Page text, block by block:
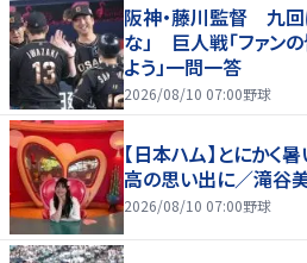
阪神・藤川監督 九回
な」 巨人戦「ファン
よう」一問一答
2026/08/10 07:00野球
【日本ハム】とにかく
高の思い出に／滝谷
2026/08/10 07:00野球